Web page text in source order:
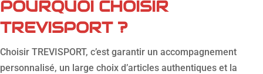
POURQUOI CHOISIR
TREVISPORT ?
Choisir TREVISPORT, c’est garantir un accompagnement
personnalisé, un large choix d’articles authentiques et la